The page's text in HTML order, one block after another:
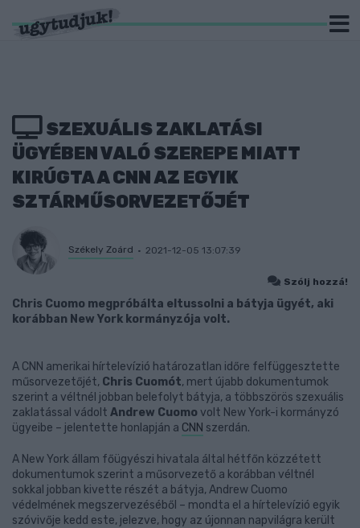
SZEXUÁLIS ZAKLATÁSI
ÜGYÉBEN VALÓ SZEREPE MIATT
KIRÚGTA A CNN AZ EGYIK
SZTÁRMŰSORVEZETŐJÉT
Székely Zoárd 2021-12-05 13:07:39
Szólj hozzá!
Chris Cuomo megpróbálta eltussolni a bátyja ügyét, aki
korábban New York kormányzója volt.
A CNN amerikai hírtelevízió határozatlan időre felfüggesztette
műsorvezetőjét, Chris Cuomót, mert újabb dokumentumok
szerint a véltnél jobban belefolyt bátyja, a többszörös szexuális
zaklatással vádolt Andrew Cuomovolt New York-i kormányzó
ügyeibe – jelentette honlapján a CNN szerdán.
A New York állam főügyészi hivatala által hétfőn közzétett
dokumentumok szerint a műsorvezető a korábban véltnél
sokkal jobban kivette részét a bátyja, Andrew Cuomo
védelmének megszervezéséből – mondta el a hírtelevízió egyik
szóvivője kedd este, jelezve, hogy az újonnan napvilágra került